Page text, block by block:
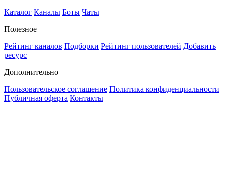
Каталог Каналы Боты Чаты
Полезное
Рейтинг каналов Подборки Рейтинг пользователей Добавить
ресурс
Дополнительно
Пользовательское соглашение Политика конфиденциальности
Публичная оферта Контакты